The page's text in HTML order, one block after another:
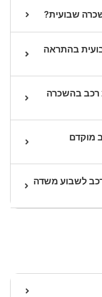
שבועית?
בהתראה
רכב בהשכרה
מוקדם
לשבוע משדה